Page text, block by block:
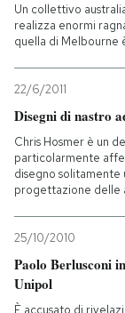
CALENDARIO
AREA
Un collettivo
realizza enormi
quella di Melbourne
22/6/2011
Disegni di nastro
Chris Hosmer è un
particolarmente
disegno solitamente
progettazione delle
25/10/2010
Paolo Berlusconi
Unipol
È accusato di